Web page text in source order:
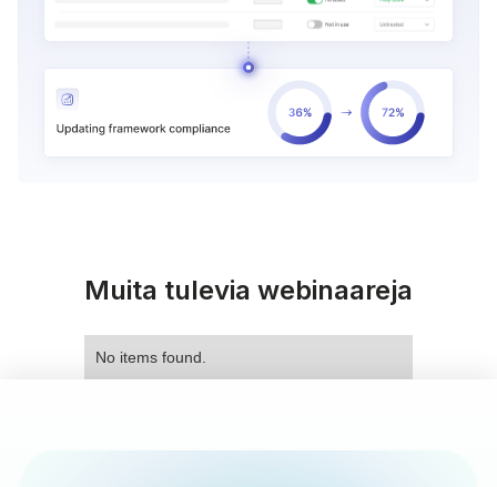
Muita tulevia webinaareja
No items found.